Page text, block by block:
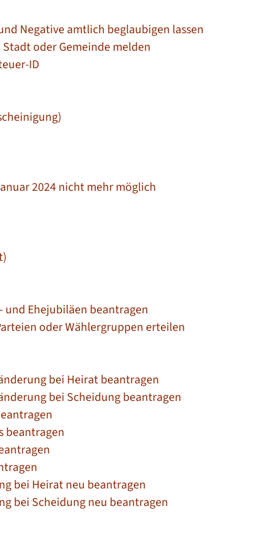
Negative amtlich beglaubigen lassen
oder Gemeinde melden
ID
2024 nicht mehr möglich
Ehejubiläen beantragen
oder Wählergruppen erteilen
bei Heirat beantragen
bei Scheidung beantragen
beantragen
bei Heirat neu beantragen
bei Scheidung neu beantragen